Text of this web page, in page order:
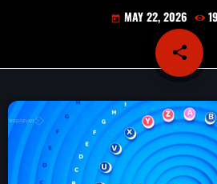
play_arrow LA CAMPESINA 104.5 FM
play_arrow LA CAMPESINA GEORGIA
today MAY 22, 2026 19
share
email